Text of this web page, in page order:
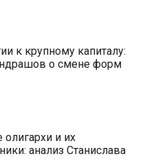
к крупному капиталу:
о смене форм
и их
анализ Станислава